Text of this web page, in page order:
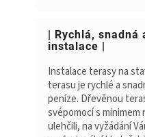
| Rychlá,
instalace |
Instalace terasy na
terasu je rychlé a
peníze. Dřevěnou
svépomocí s minimem
ulehčili, na vyžádání